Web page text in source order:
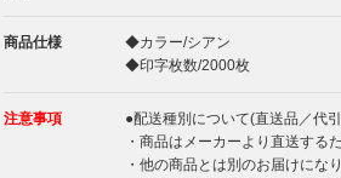
商品仕様
◆カラー/シアン
◆印字枚数/2000枚
注意事項
●配送種別について(直送品／代
・商品はメーカーより直送する
・他の商品とは別のお届けになり